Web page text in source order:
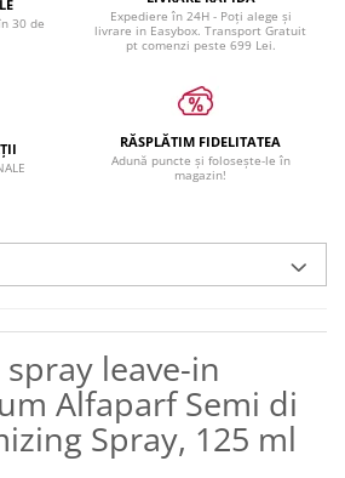
30 de
Expediere în 24H - Poți alege și
livrare in Easybox. Transport Gratuit
pt comenzi peste 699 Lei.
RĂSPLĂTIM FIDELITATEA
Adună puncte și folosește-le în
magazin!
leave-in
Alfaparf Semi di
Spray, 125 ml